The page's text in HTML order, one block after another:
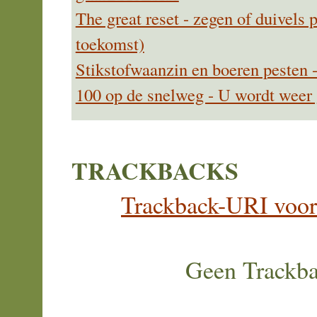
The great reset - zegen of duivels
toekomst)
Stikstofwaanzin en boeren
100 op de snelweg - U wordt weer
TRACKBACKS
Trackback-URI
Geen